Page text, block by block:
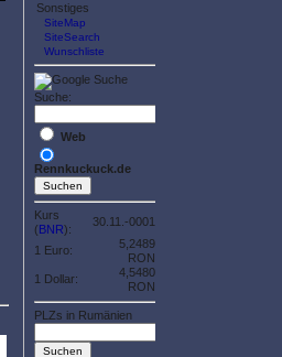
Sonstiges
SiteMap
SiteSearch
Wunschliste
Suche:
Web
Rennkuckuck.de
Kurs
( BNR):
30.11.-0001
1 Euro:
5,2489
RON
1 Dollar:
4,5480
RON
PLZs in Rumänien